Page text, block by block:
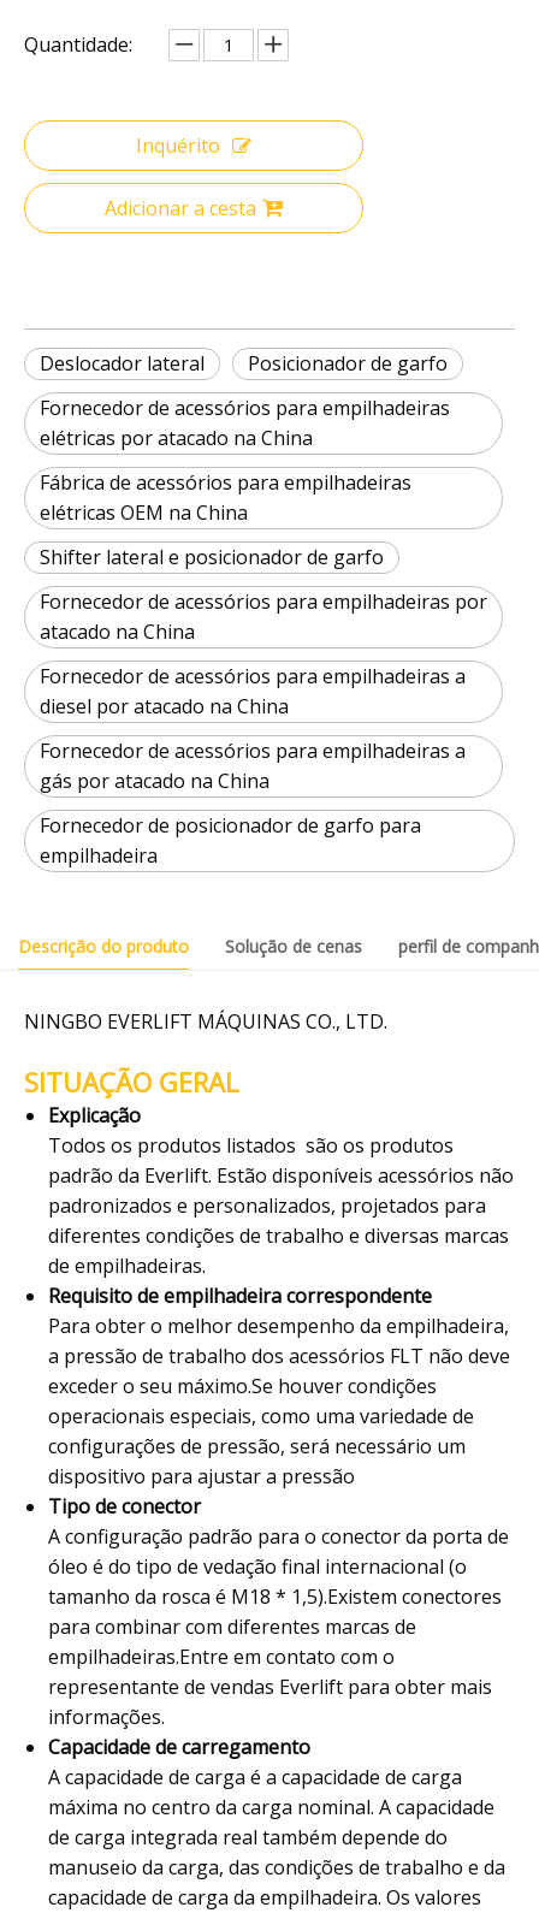
Quantidade:
Inquérito
Adicionar a cesta
Deslocador lateral
Posicionador de garfo
Fornecedor de acessórios para empilhadeiras
elétricas por atacado na China
Fábrica de acessórios para empilhadeiras
elétricas OEM na China
Shifter lateral e posicionador de garfo
Fornecedor de acessórios para empilhadeiras por
atacado na China
Fornecedor de acessórios para empilhadeiras a
diesel por atacado na China
Fornecedor de acessórios para empilhadeiras a
gás por atacado na China
Fornecedor de posicionador de garfo para
empilhadeira
Descrição do produto Solução de cenas perfil de
NINGBO EVERLIFT MÁQUINAS CO., LTD.
SITUAÇÃO GERAL
Explicação
Todos os produtos listados são os produtos
padrão da Everlift. Estão disponíveis acessórios não
padronizados e personalizados, projetados para
diferentes condições de trabalho e diversas marcas
de empilhadeiras.
Requisito de empilhadeira correspondente
Para obter o melhor desempenho da empilhadeira,
a pressão de trabalho dos acessórios FLT não deve
exceder o seu máximo.Se houver condições
operacionais especiais, como uma variedade de
configurações de pressão, será necessário um
dispositivo para ajustar a pressão
Tipo de conector
A configuração padrão para o conector da porta de
óleo é do tipo de vedação final internacional (o
tamanho da rosca é M18 * 1,5).Existem conectores
para combinar com diferentes marcas de
empilhadeiras.Entre em contato com o
representante de vendas Everlift para obter mais
informações.
Capacidade de carregamento
A capacidade de carga é a capacidade de carga
máxima no centro da carga nominal. A capacidade
de carga integrada real também depende do
manuseio da carga, das condições de trabalho e da
capacidade de carga da empilhadeira. Os valores